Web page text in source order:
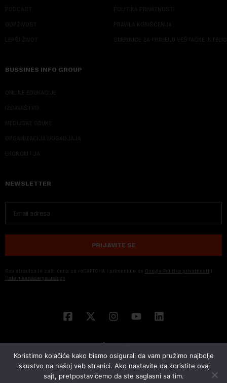
PODCAST
ODRŽIVOST
LEPŠI ŽIVOT
POLITIKA PRIVATNOSTI
PRAVILA KORIŠĆENJA
SMERNICE ZA PRIMENU VEŠTAČKE
BUSSINES INFO GROUP
ONLINE EDUKACIJE
IZDAVAŠTVO
MEDIJSKE OBUKE
ORGANIZACIJA DOGADJAJA
EKONOM I JA
NEWSLETTER
PRIJAVITE SE
Ova stranica je zaštićena sa reCAPTCHA i primenjuju se Google Politika privatnosti i
Uslovi korišćenja usluge
Koristimo kolačiće kako bismo osigurali da vam pružimo najbolje
iskustvo na našoj veb stranici. Ako nastavite da koristite ovaj
sajt, pretpostavićemo da ste saglasni sa tim.